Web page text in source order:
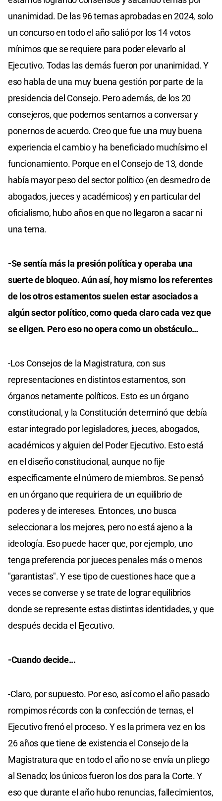
unanimidad. De las 96 ternas aprobadas en 2024, solo
un concurso en todo el año salió por los 14 votos
mínimos que se requiere para poder elevarlo al
Ejecutivo. Todas las demás fueron por unanimidad. Y
eso habla de una muy buena gestión por parte de la
presidencia del Consejo. Pero además, de los 20
consejeros, que podemos sentarnos a conversar y
ponernos de acuerdo. Creo que fue una muy buena
experiencia el cambio y ha beneficiado muchísimo el
funcionamiento. Porque en el Consejo de 13, donde
había mayor peso del sector político (en desmedro de
abogados, jueces y académicos) y en particular del
oficialismo, hubo años en que no llegaron a sacar ni
una terna.
-Se sentía más la presión política y operaba una
suerte de bloqueo. Aún así, hoy mismo los referentes
de los otros estamentos suelen estar asociados a
algún sector político, como queda claro cada vez que
se eligen. Pero eso no opera como un obstáculo…
-Los Consejos de la Magistratura, con sus
representaciones en distintos estamentos, son
órganos netamente políticos. Esto es un órgano
constitucional, y la Constitución determinó que debía
estar integrado por legisladores, jueces, abogados,
académicos y alguien del Poder Ejecutivo. Esto está
en el diseño constitucional, aunque no fije
específicamente el número de miembros. Se pensó
en un órgano que requiriera de un equilibrio de
poderes y de intereses. Entonces, uno busca
seleccionar a los mejores, pero no está ajeno a la
ideología. Eso puede hacer que, por ejemplo, uno
tenga preferencia por jueces penales más o menos
"garantistas". Y ese tipo de cuestiones hace que a
veces se converse y se trate de lograr equilibrios
donde se represente estas distintas identidades, y que
después decida el Ejecutivo.
-Cuando decide...
-Claro, por supuesto. Por eso, así como el año pasado
rompimos récords con la confección de ternas, el
Ejecutivo frenó el proceso. Y es la primera vez en los
26 años que tiene de existencia el Consejo de la
Magistratura que en todo el año no se envía un pliego
al Senado; los únicos fueron los dos para la Corte. Y
eso que durante el año hubo renuncias, fallecimientos,